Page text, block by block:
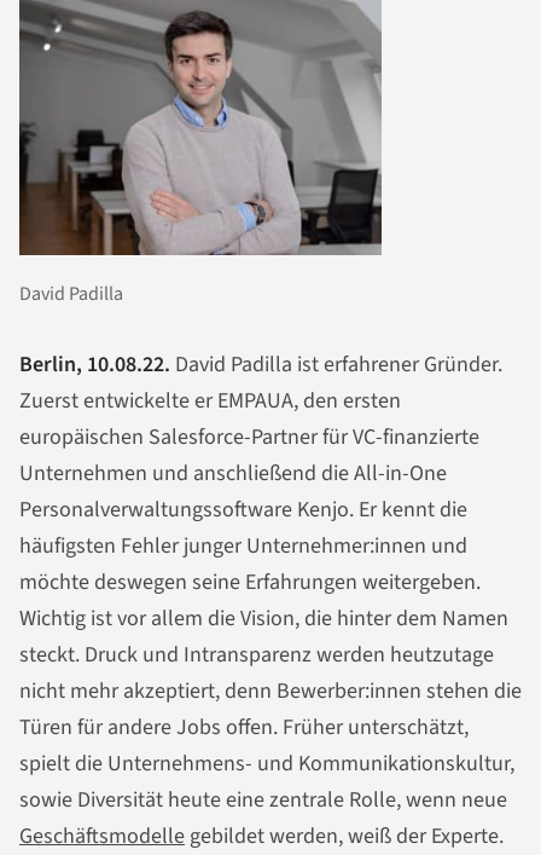
David Padilla
Berlin, 10.08.22. David Padilla ist erfahrener Gründer.
Zuerst entwickelte er EMPAUA, den ersten
europäischen Salesforce-Partner für VC-finanzierte
Unternehmen und anschließend die All-in-One
Personalverwaltungssoftware Kenjo. Er kennt die
häufigsten Fehler junger Unternehmer:innen und
möchte deswegen seine Erfahrungen weitergeben.
Wichtig ist vor allem die Vision, die hinter dem Namen
steckt. Druck und Intransparenz werden heutzutage
nicht mehr akzeptiert, denn Bewerber:innen stehen die
Türen für andere Jobs offen. Früher unterschätzt,
spielt die Unternehmens- und Kommunikationskultur,
sowie Diversität heute eine zentrale Rolle, wenn neue
Geschäftsmodelle gebildet werden, weiß der Experte.